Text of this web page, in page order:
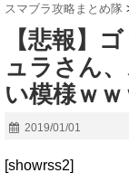
スマブラ攻略まとめ隊
【悲報】
ュラさん
い模様ｗｗ
2019/01/01
[showrss2]